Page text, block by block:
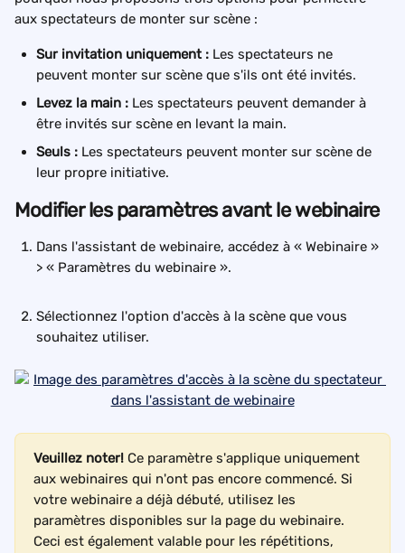
aux spectateurs de monter sur scène :
Sur invitation uniquement : Les spectateurs ne
peuvent monter sur scène que s'ils ont été invités.
Levez la main : Les spectateurs peuvent demander à
être invités sur scène en levant la main.
Seuls : Les spectateurs peuvent monter sur scène de
leur propre initiative.
Modifier les paramètres avant le webinaire
Dans l'assistant de webinaire, accédez à « Webinaire »
> « Paramètres du webinaire ».
Sélectionnez l'option d'accès à la scène que vous
souhaitez utiliser.
Veuillez noter! Ce paramètre s'applique uniquement
aux webinaires qui n'ont pas encore commencé. Si
votre webinaire a déjà débuté, utilisez les
paramètres disponibles sur la page du webinaire.
Ceci est également valable pour les répétitions,